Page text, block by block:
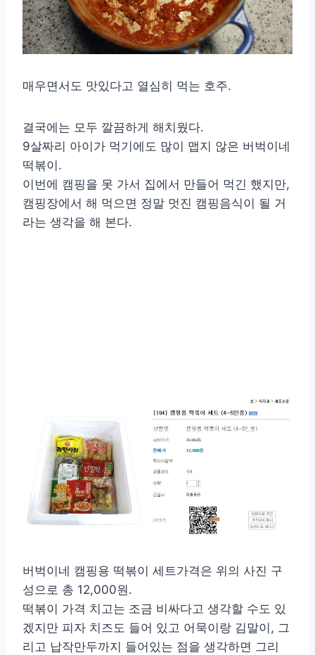
매우면서도 맛있다고 열심히 먹는 호주.
결국에는 모두 깔끔하게 해치웠다.
9살짜리 아이가 먹기에도 많이 맵지 않은 버벅이네
떡볶이.
이번에 캠핑을 못 가서 집에서 만들어 먹긴 했지만,
캠핑장에서 해 먹으면 정말 멋진 캠핑음식이 될 거
라는 생각을 해 본다.
버벅이네 캠핑용 떡볶이 세트가격은 위의 사진 구
성으로 총 12,000원.
떡볶이 가격 치고는 조금 비싸다고 생각할 수도 있
겠지만 피자 치즈도 들어 있고 어묵이랑 김말이, 그
리고 납작만두까지 들어있는 점을 생각하면 그리